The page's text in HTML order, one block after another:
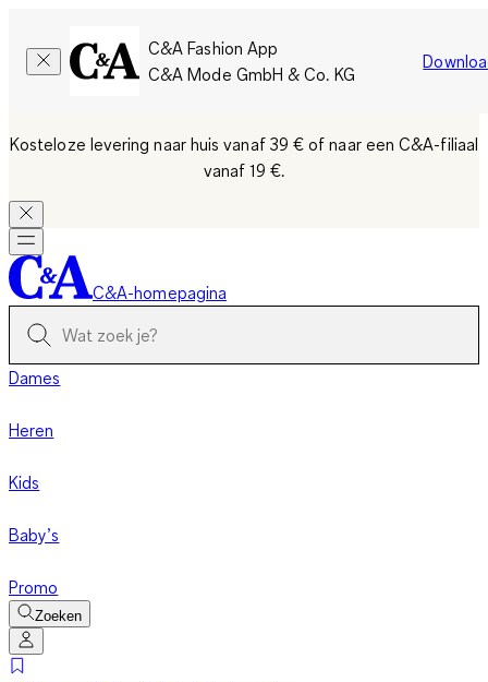
C&A Fashion App
C&A Mode GmbH & Co. KG
Kosteloze levering naar huis vanaf 39 €of naar een C&A-filiaal
vanaf 19 €.
C&A-homepagina
Dames
Heren
Kids
Baby’s
Promo
Zoeken